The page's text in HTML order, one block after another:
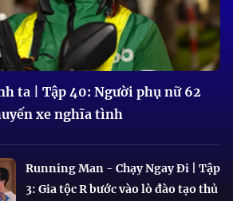
ta | Tập 40: Người phụ nữ 62
xe nghĩa tình
Running Man - Chạy Ngay Đi | Tập
3: Gia tộc R bước vào lò đào tạo thủ